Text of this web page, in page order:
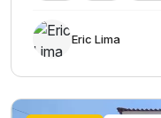
Eric Lima